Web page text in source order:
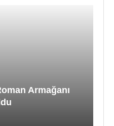
Armağanı